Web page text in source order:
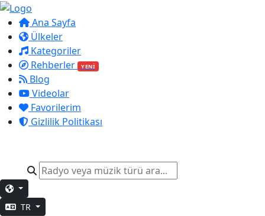
Ana Sayfa
Ülkeler
Kategoriler
Rehberler
YENİ
Blog
Videolar
Favorilerim
Gizlilik Politikası
TR